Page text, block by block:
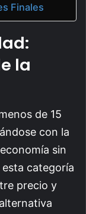
Finales
la
de 15
con la
sin
categoría
precio y